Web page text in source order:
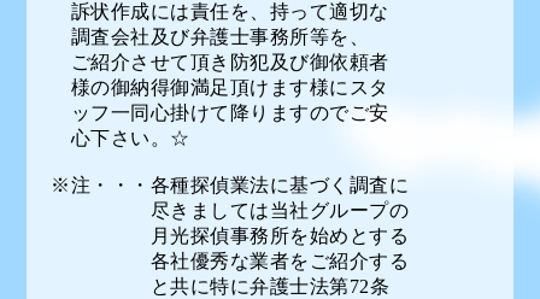
訴状作成には責任を、持って適切な
調査会社及び弁護士事務所等を、
ご紹介させて頂き防犯及び御依頼者
様の御納得御満足頂けます様にスタ
ッフ一同心掛けて降りますのでご安
心下さい。☆
※注・・・各種探偵業法に基づく調査に
尽きましては当社グループの
月光探偵事務所を始めとする
各社優秀な業者をご紹介する
と共に特に弁護士法第72条